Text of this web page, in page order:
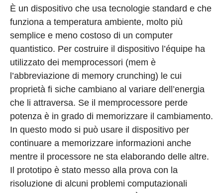
È un dispositivo che usa tecnologie standard e che
funziona a temperatura ambiente, molto più
semplice e meno costoso di un computer
quantistico. Per costruire il dispositivo l’équipe ha
utilizzato dei memprocessori (mem è
l’abbreviazione di memory crunching) le cui
proprietà fi siche cambiano al variare dell’energia
che li attraversa. Se il memprocessore perde
potenza è in grado di memorizzare il cambiamento.
In questo modo si può usare il dispositivo per
continuare a memorizzare informazioni anche
mentre il processore ne sta elaborando delle altre.
Il prototipo è stato messo alla prova con la
risoluzione di alcuni problemi computazionali